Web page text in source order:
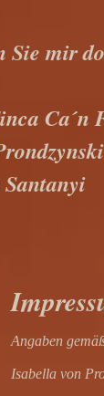
Sie mir
Ca´n
Angaben
Isabella von